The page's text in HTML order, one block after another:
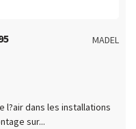
MADEL
l?air dans les installations
sur...